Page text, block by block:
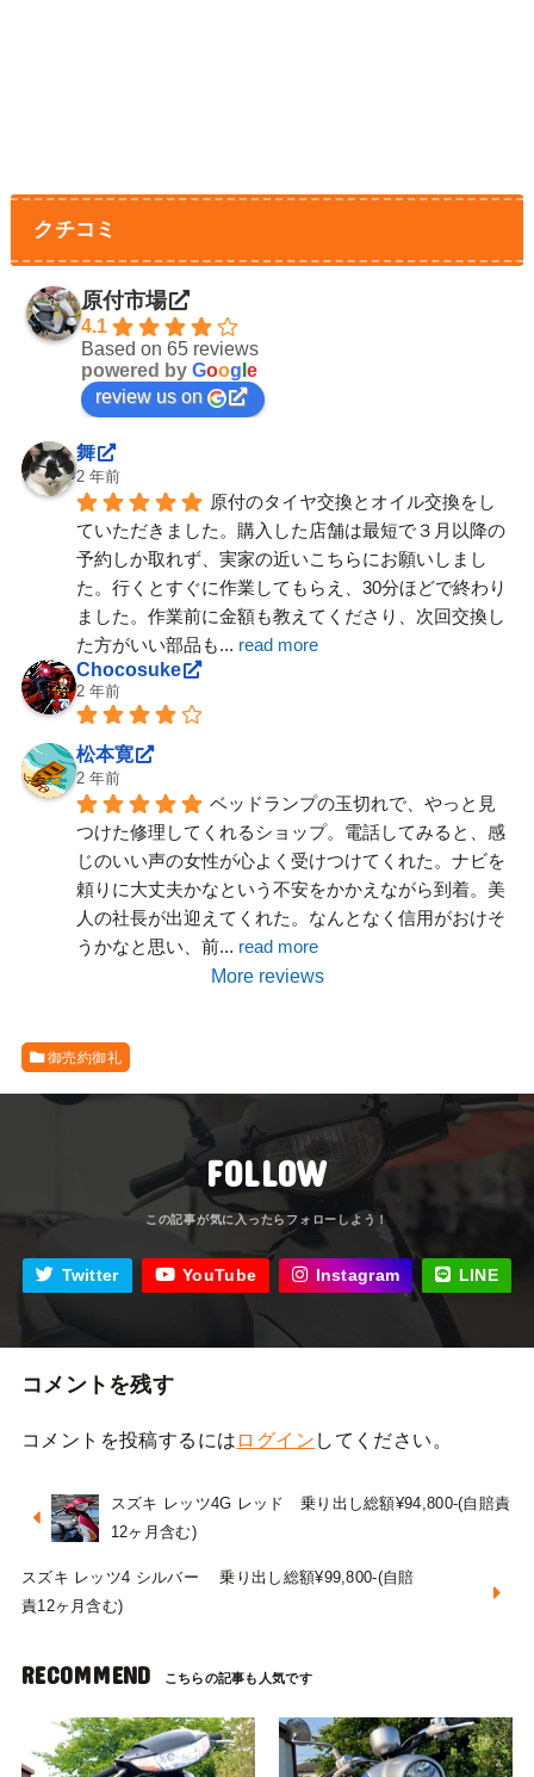
クチコミ
原付市場
4.1
Based on 65 reviews
powered by Goog e
review us on
舞
2 年前
原付のタイヤ交換とオイル交換をし
ていただきました。購入した店舗は最短で３月以降の
予約しか取れず、実家の近いこちらにお願いしまし
た。行くとすぐに作業してもらえ、30分ほどで終わり
ました。作業前に金額も教えてくださり、次回交換し
た方がいい部品も... read more
Chocosuke
2 年前
松本寛
2 年前
ベッドランプの玉切れで、やっと見
つけた修理してくれるショップ。電話してみると、感
じのいい声の女性が心よく受けつけてくれた。ナビを
頼りに大丈夫かなという不安をかかえながら到着。美
人の社長が出迎えてくれた。なんとなく信用がおけそ
うかなと思い、前... read more
More reviews
御売約御礼
FOLLOW
Twitter YouTube Instagram LINE
コメントを残す
コメントを投稿するには ログイン してください。
スズキ レッツ4G レッド 乗り出し総額¥94,800-(自賠責
12ヶ月含む)
スズキ レッツ4 シルバー 乗り出し総額¥99,800-(自賠
責12ヶ月含む)
RECOMMEND